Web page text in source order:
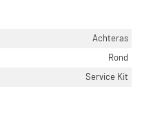
Achteras
Rond
Service Kit